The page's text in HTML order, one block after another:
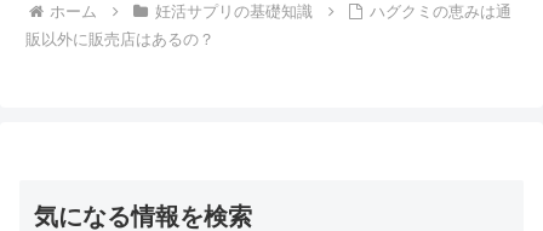
ホーム 妊活サプリの基礎知識
ハグクミの恵みは通
販以外に販売店はあるの？
気になる情報を検索